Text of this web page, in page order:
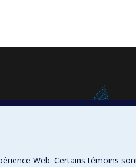
Web. Certains témoins